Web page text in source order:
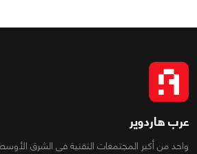
عرب هاردوير
واحد من أكبر المجتمعات التقنية فى الشرق